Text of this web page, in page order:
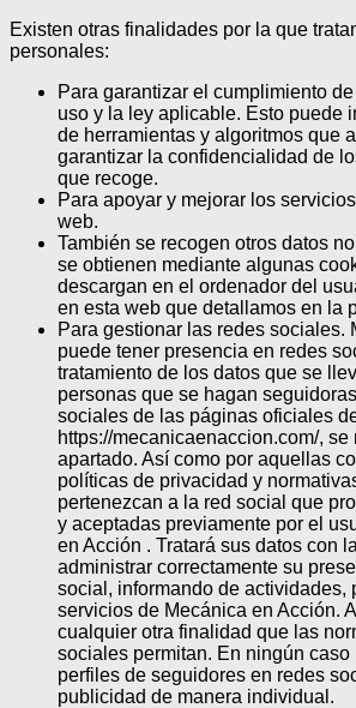
Existen otras finalidades por la que
personales:
Para garantizar el cumplimiento
uso y la ley aplicable. Esto puede
de herramientas y algoritmos que
garantizar la confidencialidad de
que recoge.
Para apoyar y mejorar los
web.
También se recogen otros datos
se obtienen mediante algunas
descargan en el ordenador del
en esta web que detallamos en la
Para gestionar las redes sociales.
puede tener presencia en redes
tratamiento de los datos que se
personas que se hagan
sociales de las páginas oficiales
https://mecanicaenaccion.com/, se
apartado. Así como por aquellas
políticas de privacidad y
pertenezcan a la red social que
y aceptadas previamente por el
en Acción . Tratará sus datos con
administrar correctamente su
social, informando de actividades,
servicios de Mecánica en Acción.
cualquier otra finalidad que las
sociales permitan. En ningún
perfiles de seguidores en redes
publicidad de manera individual.